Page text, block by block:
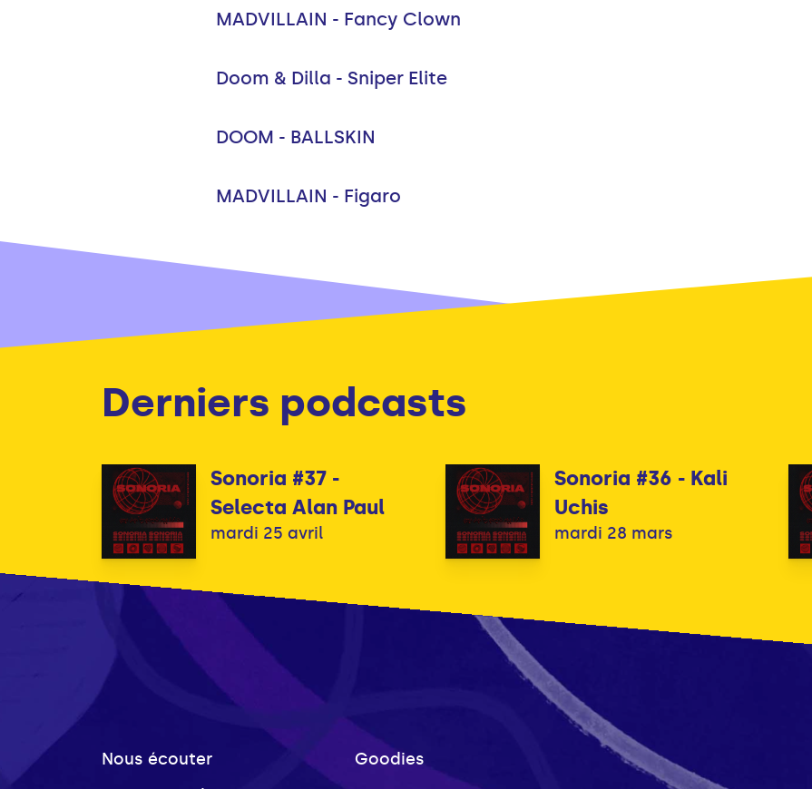
MADVILLAIN - Fancy Clown
Doom & Dilla - Sniper Elite
DOOM - BALLSKIN
MADVILLAIN - Figaro
Derniers podcasts
Sonoria #37 -
Selecta Alan Paul
mardi 25 avril
Sonoria #36 - Kali
Uchis
mardi 28 mars
Nous écouter
Goodies